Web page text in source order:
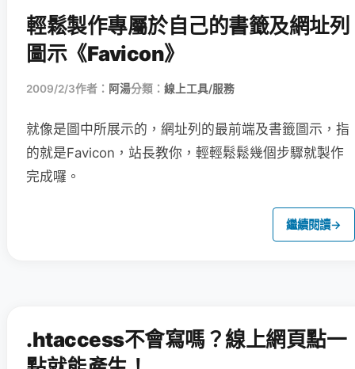
輕鬆製作專屬於自己的書籤及網址列
圖示《Favicon》
2009/2/3作者： 阿湯分類： 線上工具/服務
就像是圖中所展示的，網址列的最前端及書籤圖示，指
的就是Favicon，站長教你，輕輕鬆鬆幾個步驟就製作
完成囉。
繼續閱讀→
.htaccess不會寫嗎？線上網頁點一